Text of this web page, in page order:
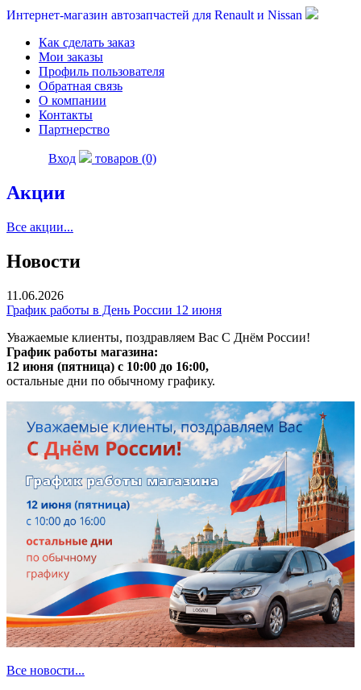
Интернет-магазин автозапчастей для Renault и Nissan
Как сделать заказ
Мои заказы
Профиль пользователя
Обратная связь
О компании
Контакты
Партнерство
Вход товаров (0)
Акции
Все акции...
Новости
11.06.2026
График работы в День России 12 июня
Уважаемые клиенты, поздравляем Вас С Днём России!
График работы магазина:
12 июня (пятница) с 10:00 до 16:00,
остальные дни по обычному графику.
Все новости...